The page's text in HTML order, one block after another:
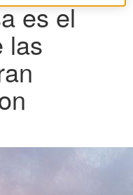
es el
las